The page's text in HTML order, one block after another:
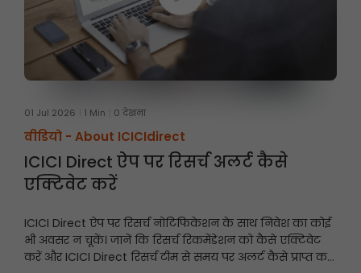
01 Jul 2026 1 Min 0 देखना
वीडियो - About ICICIdirect
ICICI Direct ऐप पर रिसर्च अलर्ट कैसे
एक्टिवेट करें
ICICI Direct ऐप पर रिसर्च नोटिफिकेशन के साथ निवेश का कोई
भी अवसर न चूकें। जानें कि रिसर्च रिकमेंडेशन को कैसे एक्टिवेट
करें और ICICI Direct रिसर्च टीम से समय पर अलर्ट कैसे प्राप्त करें।